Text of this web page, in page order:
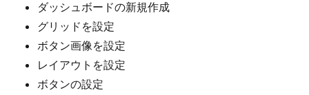
ダッシュボードの新規作成
グリッドを設定
ボタン画像を設定
レイアウトを設定
ボタンの設定